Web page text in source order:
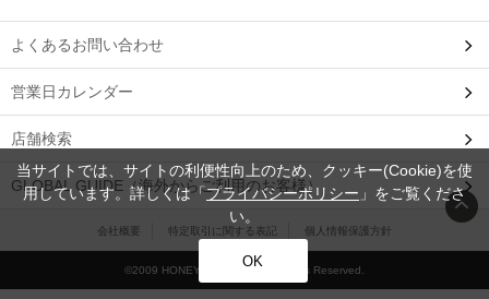
よくあるお問い合わせ
営業日カレンダー
店舗検索
GLOBAL GUIDE（海外からご利用のお客様）
会社概要 特定取引に関する表記 個人情報保護方針
©2009 HONEYS CO., LTD. All Rights Reserved.
当サイトでは、サイトの利便性向上のため、クッキー(Cookie)を使
用しています。詳しくは「プライバシーポリシー 」をご覧くださ
い。
OK